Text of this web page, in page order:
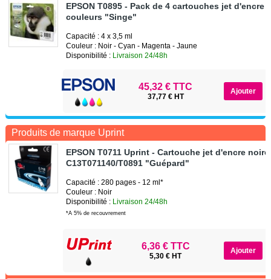
EPSON T0895 - Pack de 4 cartouches jet d'encre
couleurs "Singe"
Capacité : 4 x 3,5 ml
Couleur : Noir - Cyan - Magenta - Jaune
Disponibilité : Livraison 24/48h
45,32 € TTC
37,77 € HT
Produits de marque Uprint
EPSON T0711 Uprint - Cartouche jet d'encre
C13T071140/T0891 "Guépard"
Capacité : 280 pages - 12 ml*
Couleur : Noir
Disponibilité : Livraison 24/48h
*A 5% de recouvrement
6,36 € TTC
5,30 € HT